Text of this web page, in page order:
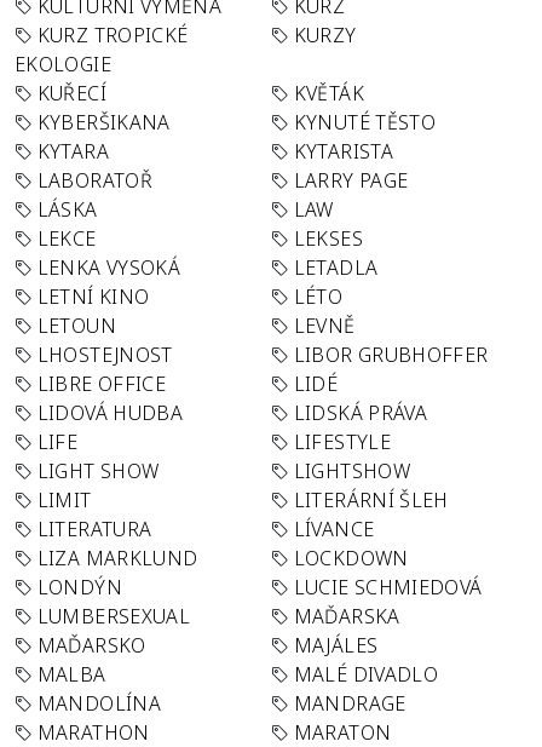
KULTURNÍ VÝMĚNA
KURZ
KURZ TROPICKÉ
EKOLOGIE
KURZY
KUŘECÍ
KVĚTÁK
KYBERŠIKANA
KYNUTÉ TĚSTO
KYTARA
KYTARISTA
LABORATOŘ
LARRY PAGE
LÁSKA
LAW
LEKCE
LEKSES
LENKA VYSOKÁ
LETADLA
LETNÍ KINO
LÉTO
LETOUN
LEVNĚ
LHOSTEJNOST
LIBOR GRUBHOFFER
LIBRE OFFICE
LIDÉ
LIDOVÁ HUDBA
LIDSKÁ PRÁVA
LIFE
LIFESTYLE
LIGHT SHOW
LIGHTSHOW
LIMIT
LITERÁRNÍ ŠLEH
LITERATURA
LÍVANCE
LIZA MARKLUND
LOCKDOWN
LONDÝN
LUCIE SCHMIEDOVÁ
LUMBERSEXUAL
MAĎARSKA
MAĎARSKO
MAJÁLES
MALBA
MALÉ DIVADLO
MANDOLÍNA
MANDRAGE
MARATHON
MARATON